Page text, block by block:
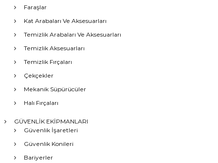
Faraşlar
Kat Arabaları Ve Aksesuarları
Temizlik Arabaları Ve Aksesuarları
Temizlik Aksesuarları
Temizlik Fırçaları
Çekçekler
Mekanik Süpürücüler
Halı Fırçaları
GÜVENLİK EKİPMANLARI
Güvenlik İşaretleri
Güvenlik Konileri
Bariyerler